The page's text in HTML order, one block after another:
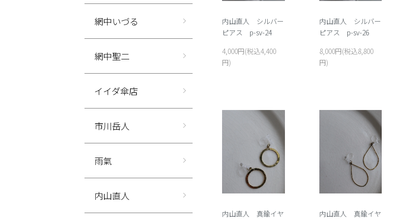
内山直人 シルバー
ピアス p-sv-24
4,000円(税込4,400
円)
内山直人 シルバー
ピアス p-sv-26
8,000円(税込8,800
円)
内山直人 真鍮イヤ
内山直人 真鍮イヤ
網中いづる
網中聖二
イイダ傘店
市川岳人
雨氣
内山直人